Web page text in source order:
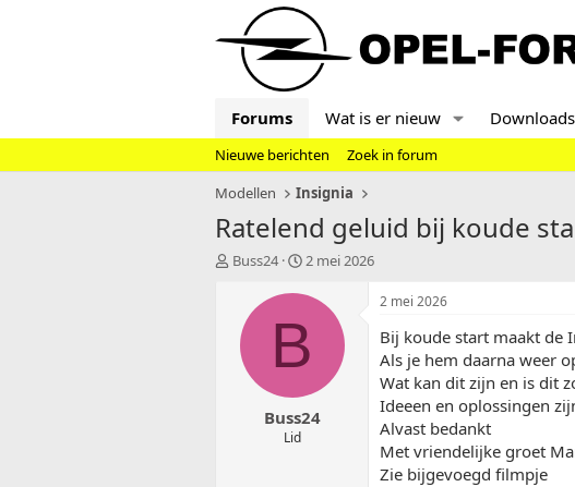
Forums Wat is er nieuw Downloads
Nieuwe berichten
Zoek in forum
Modellen
Insignia
Ratelend geluid bij koude
T
Buss24
S
a
t
d
t
u
2 mei 2026
B
Buss24
Lid
2 mei 2026
Bij koude start maakt de
Als je hem daarna weer
Wat kan dit zijn en is dit
Ideeen en oplossingen
Alvast bedankt
Met vriendelijke groet
Zie bijgevoegd filmpje